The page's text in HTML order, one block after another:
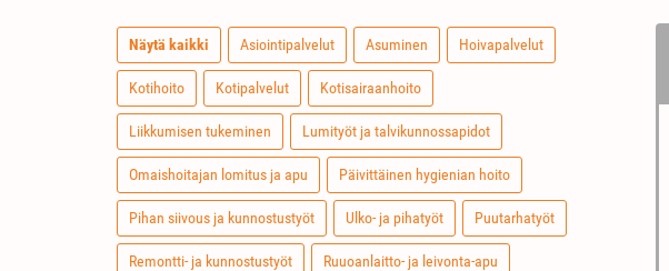
Näytä kaikki Asiointipalvelut Asuminen Hoivapalvelut
Kotihoito Kotipalvelut Kotisairaanhoito
Liikkumisen tukeminen Lumityöt ja talvikunnossapidot
Omaishoitajan lomitus ja apu Päivittäinen hygienian hoito
Pihan siivous ja kunnostustyöt Ulko- ja pihatyöt Puutarhatyöt
Remontti- ja kunnostustyöt Ruuoanlaitto- ja leivonta-apu